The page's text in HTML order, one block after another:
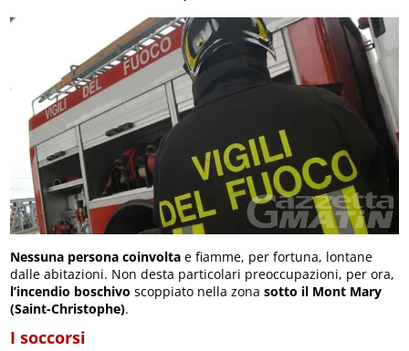
Nessuna persona coinvolta e fiamme, per fortuna, lontane
dalle abitazioni. Non desta particolari preoccupazioni, per ora,
l’incendio boschivo scoppiato nella zonasotto il Mont Mary
(Saint-Christophe).
I soccorsi